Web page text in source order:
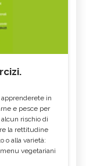
in
e pesce per
rischio di
la rettitudine
o alla varietà:
vegetariani